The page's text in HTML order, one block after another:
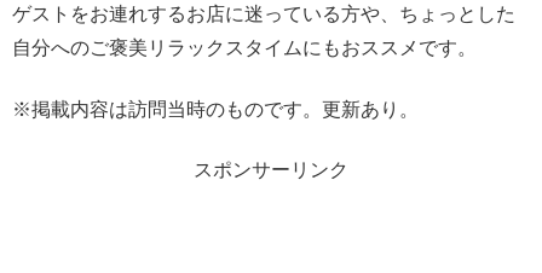
ゲストをお連れするお店に迷っている方や、ちょっとした
自分へのご褒美リラックスタイムにもおススメです。
※掲載内容は訪問当時のものです。更新あり。
スポンサーリンク